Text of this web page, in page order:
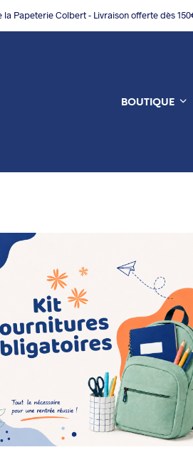
la Papeterie Colbert - Livraison offerte dès
BOUTIQUE